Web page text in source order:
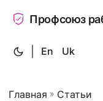
Профсоюз
En Uk
Главная » Статьи